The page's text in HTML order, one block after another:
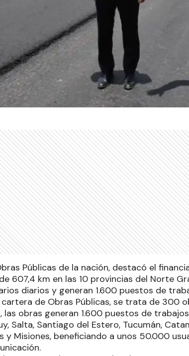
Públicas de la nación, destacó el
607,4 km en las 10 provincias del Norte
diarios y generan 1.600 puestos de
de Obras Públicas, se trata de 300
las obras generan 1.600 puestos de
Salta, Santiago del Estero, Tucumán,
y Misiones, beneficiando a unos 50.000